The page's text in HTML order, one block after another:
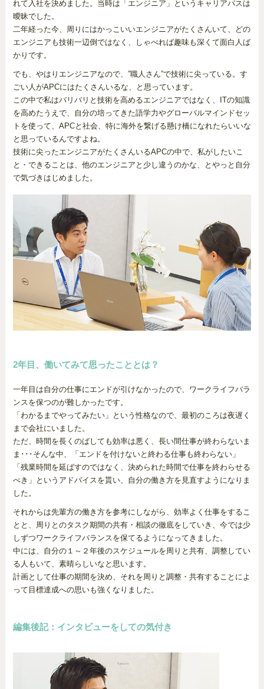
れて入社を決めました。当時は「エンジニア」というキャリアパスは
曖昧でした。
二年経った今、周りにはかっこいいエンジニアがたくさんいて、どの
エンジニアも技術一辺倒ではなく、しゃべれば趣味も深くて面白人ば
かりです。
でも、やはりエンジニアなので、”職人さん”で技術に尖っている。す
ごい人がAPCにはたくさんいるな、と思っています。
この中で私はバリバリと技術を高めるエンジニアではなく、ITの知識
を高めたうえで、自分の培ってきた語学力やグローバルマインドセッ
トを使って、APCと社会、特に海外を繋げる懸け橋になれたらいいな
と思っているんですよね。
技術に尖ったエンジニアがたくさんいるAPCの中で、私がしたいこ
と・できることは、他のエンジニアと少し違うのかな、とやっと自分
で気づきはじめました。
2年目、働いてみて思ったこととは？
一年目は自分の仕事にエンドが引けなかったので、ワークライフバラ
ンスを保つのが難しかったです。
「わかるまでやってみたい」という性格なので、最初のころは夜遅く
まで会社にいました。
ただ、時間を長くのばしても効率は悪く、長い間仕事が終わらないま
ま･･･そんな中、「エンドを付けないと終わる仕事も終わらない」
「残業時間を延ばすのではなく、決められた時間で仕事を終わらせる
べき」というアドバイスを貰い、自分の働き方を見直すようになりま
した。
それからは先輩方の働き方を参考にしながら、効率よく仕事をするこ
とと、周りとのタスク期間の共有・相談の徹底をしていき、今では少
しずつワークライフバランスを保てるようになってきました。
中には、自分の１～２年後のスケジュールを周りと共有、調整してい
る人もいて、素晴らしいなと思います。
計画として仕事の期間を決め、それを周りと調整・共有することによ
って目標達成への思いも強くなりました。
編集後記：インタビューをしての気付き